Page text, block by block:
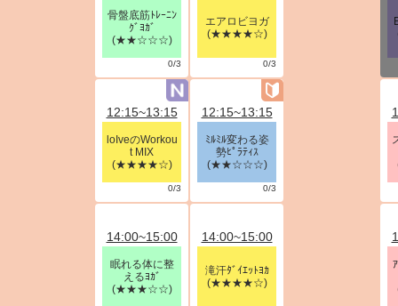
骨盤底筋ﾄﾚｰﾆﾝ
ｸﾞﾖｶﾞ
(★★☆☆☆)
0/3
エアロビヨガ
(★★★★☆)
0/3
12:15~13:15
loIveのWorkou
t MIX
(★★★★☆)
0/3
12:15~13:15
ﾐﾙﾐﾙ変わる姿
勢ﾋﾟﾗﾃｨｽ
(★★☆☆☆)
0/3
14:00~15:00
眠れる体に整
えるﾖｶﾞ
(★★★☆☆)
14:00~15:00
滝汗ﾀﾞｲｴｯﾄﾖｶ
(★★★★☆)